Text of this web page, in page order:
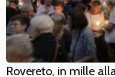
Rovereto, in mille